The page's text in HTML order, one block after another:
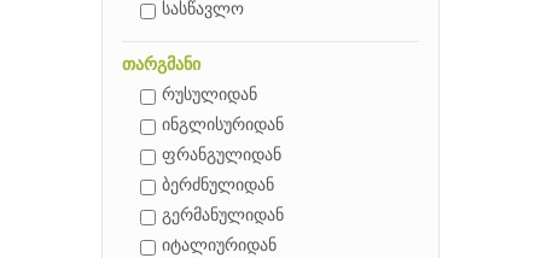
სასწავლო
თარგმანი
რუსულიდან
ინგლისურიდან
ფრანგულიდან
ბერძნულიდან
გერმანულიდან
იტალიურიდან